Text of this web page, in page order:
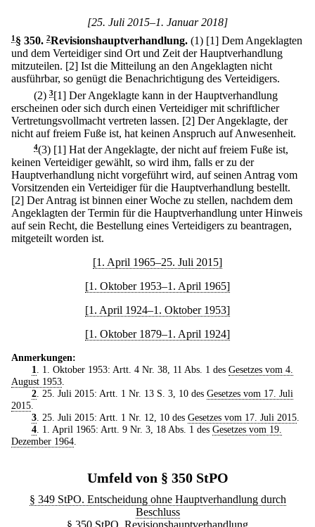
[25. Juli 2015–1. Januar 2018]
1§ 350. 2Revisionshauptverhandlung. (1) [1] Dem Angeklagten
und dem Verteidiger sind Ort und Zeit der Hauptverhandlung
mitzuteilen. [2] Ist die Mitteilung an den Angeklagten nicht
ausführbar, so genügt die Benachrichtigung des Verteidigers.
(2) 3[1] Der Angeklagte kann in der Hauptverhandlung
erscheinen oder sich durch einen Verteidiger mit schriftlicher
Vertretungsvollmacht vertreten lassen. [2] Der Angeklagte, der
nicht auf freiem Fuße ist, hat keinen Anspruch auf Anwesenheit.
4(3) [1] Hat der Angeklagte, der nicht auf freiem Fuße ist,
keinen Verteidiger gewählt, so wird ihm, falls er zu der
Hauptverhandlung nicht vorgeführt wird, auf seinen Antrag vom
Vorsitzenden ein Verteidiger für die Hauptverhandlung bestellt.
[2] Der Antrag ist binnen einer Woche zu stellen, nachdem dem
Angeklagten der Termin für die Hauptverhandlung unter Hinweis
auf sein Recht, die Bestellung eines Verteidigers zu beantragen,
mitgeteilt worden ist.
[1. April 1965–25. Juli 2015]
[1. Oktober 1953–1. April 1965]
[1. April 1924–1. Oktober 1953]
[1. Oktober 1879–1. April 1924]
Anmerkungen:
1
. 1. Oktober 1953: Artt. 4 Nr. 38, 11 Abs. 1 des Gesetzes vom 4.
August 1953
2. 25. Juli 2015: Artt. 1 Nr. 13 S. 3, 10 des Gesetzes vom 17. Juli
2015
3. 25. Juli 2015: Artt. 1 Nr. 12, 10 des Gesetzes vom 17. Juli 2015.
4. 1. April 1965: Artt. 9 Nr. 3, 18 Abs. 1 des Gesetzes vom 19.
Dezember 1964
Umfeld von § 350 StPO
§ 349 StPO. Entscheidung ohne Hauptverhandlung durch
Beschluss
§ 350 StPO. Revisionshauptverhandlung